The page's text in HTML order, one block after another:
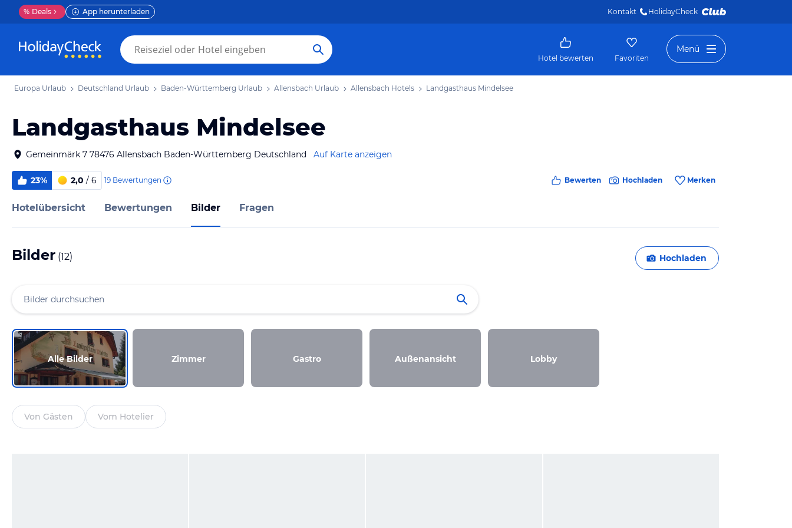
% Deals App herunterladen Kontakt HolidayCheck
Hotel bewerten Favoriten
Menü
Europa Urlaub Deutschland Urlaub Baden-Württemberg Urlaub Allensbach Urlaub Allensbach Hotels Landgasthaus Mindelsee
Landgasthaus Mindelsee
Gemeinmärk 7 78476 Allensbach Baden-Württemberg Deutschland Auf Karte anzeigen
23% 2,0 / 6 19 Bewertungen Bewerten Hochladen Merken
Hotelübersicht Bewertungen Bilder Fragen
Bilder (12) Hochladen
Alle Bilder Zimmer Gastro Außenansicht Lobby
Von Gästen Vom Hotelier